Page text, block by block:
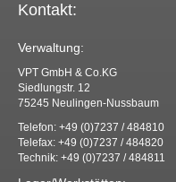
Kontakt:
Verwaltung:
VPT GmbH & Co.KG
Siedlungstr. 12
75245 Neulingen-Nussbaum
Telefon: +49 (0)7237 / 484810
Telefax: +49 (0)7237 / 484820
Technik: +49 (0)7237 / 484811